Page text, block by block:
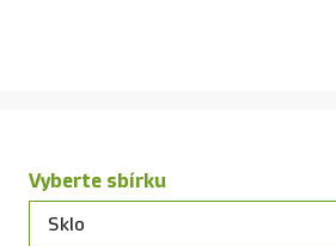
Vyberte sbírku